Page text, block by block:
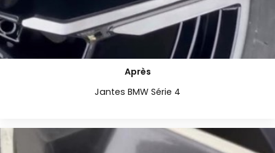
Après
Jantes BMW Série 4